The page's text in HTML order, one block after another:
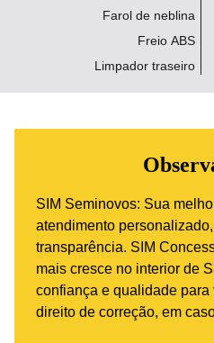
Farol de neblina
Freio ABS
Limpador traseiro
SIM Seminovos: Sua
atendimento
transparência. SIM
mais cresce no interior de
confiança e qualidade
direito de correção, em